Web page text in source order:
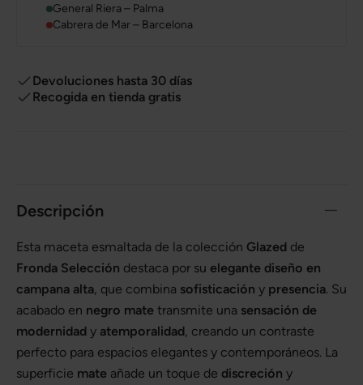
General Riera – Palma
Cabrera de Mar – Barcelona
Devoluciones hasta 30 días
Recogida en tienda gratis
Descripción
Esta maceta esmaltada de la colección Glazed de
Fronda Selección destaca por su elegante diseño en
campana alta, que combina sofisticación y presencia. Su
acabado en negro mate transmite una sensación de
modernidad y atemporalidad, creando un contraste
perfecto para espacios elegantes y contemporáneos. La
superficie mate añade un toque de discreción y